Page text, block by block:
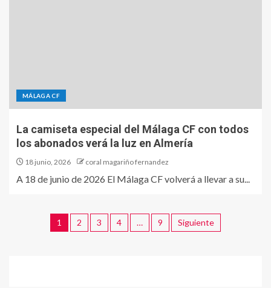
MÁLAGA CF
La camiseta especial del Málaga CF con todos
los abonados verá la luz en Almería
18 junio, 2026 coral magariño fernandez
A 18 de junio de 2026 El Málaga CF volverá a llevar a su...
1 2 3 4 … 9 Siguiente